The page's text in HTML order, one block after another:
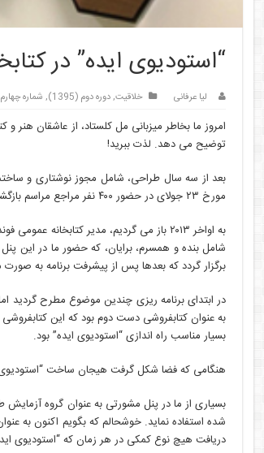
“استودیوی ایده” در
لیا عرفانی خلاقیت,دوره دوم (1395) , شماره چهارم (
امروز ما بخاطر میزبانی مل کلستاد، از عاشقان هنر و
توضیح می دهد. لذت ببرید!
بعد از سه سال طراحی، شامل مجوز نوشتاری و
مورخ ۲۳ جولای در حضور ۴۰۰ نفر مراجع مراسم بازگشایی صورت پذیرفت که یک موفقیت بزرگ بود.
به اواخر ۲۰۱۳ باز می گردیم، مدیر
برگزار گردد که بعدها پس از پیشرفت برنامه به صورت
به عنوان کتابفروشی دست دوم بود که این
بسیار مناسب راه اندازی “استودیوی ایده” بود.
هنگامی که فضا شکل گرفت هیجان ساخت
بسیاری از ما در پنل مشورتی به عنوان گروه
شده استفاده نماید. خوشحالم که بگویم اکنون به
دریافت هیچ نوع کمکی در هر زمان که “استودیوی